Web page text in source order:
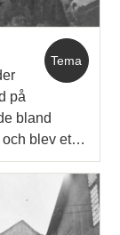
Tema
på
bland
och blev et…